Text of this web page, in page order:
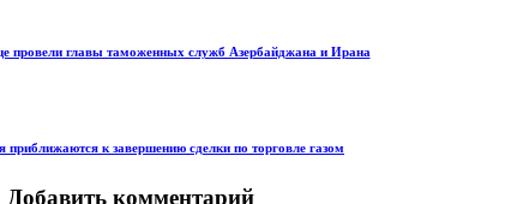
провели главы таможенных служб Азербайджана и Ирана
приближаются к завершению сделки по торговле газом
Добавить комментарий